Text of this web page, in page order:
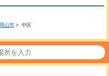
岡山市 > 中区